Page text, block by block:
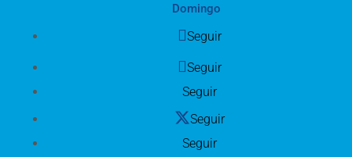
Domingo
Seguir
Seguir
Seguir
Seguir
Seguir